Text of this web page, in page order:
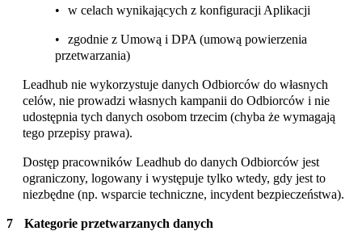
w celach wynikających z konfiguracji Aplikacji
zgodnie z Umową i DPA (umową powierzenia
przetwarzania)
Leadhub nie wykorzystuje danych Odbiorców do własnych
celów, nie prowadzi własnych kampanii do Odbiorców i nie
udostępnia tych danych osobom trzecim (chyba że wymagają
tego przepisy prawa).
Dostęp pracowników Leadhub do danych Odbiorców jest
ograniczony, logowany i występuje tylko wtedy, gdy jest to
niezbędne (np. wsparcie techniczne, incydent bezpieczeństwa).
Kategorie przetwarzanych danych